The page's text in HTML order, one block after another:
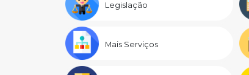
Legislação
Mais Serviços